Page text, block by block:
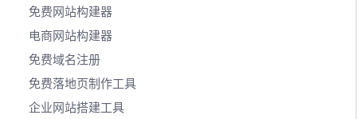
免费网站构建器
电商网站构建器
免费域名注册
免费落地页制作工具
企业网站搭建工具